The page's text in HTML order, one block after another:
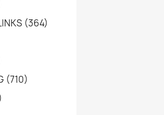
(364)
(710)